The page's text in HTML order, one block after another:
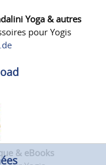
Yoga & autres
pour Yogis
& eBooks